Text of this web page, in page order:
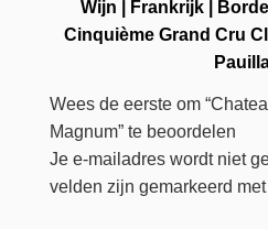
Wijn Frankrijk
Cinquième Grand Cru
Wees de eerste om
Magnum” te beoordelen
Je e-mailadres wordt niet
velden zijn gemarkeerd met